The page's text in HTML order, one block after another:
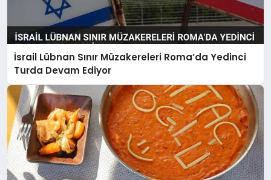
İsrail Lübnan Sınır Müzakereleri Roma’da Yedinci
Turda Devam Ediyor